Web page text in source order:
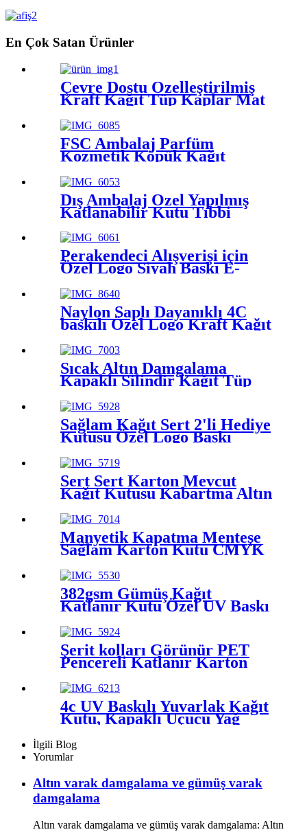
En Çok Satan Ürünler
Çevre Dostu Özelleştirilmiş
Kraft Kağıt Tüp Kaplar Mat
FSC Ambalaj Parfüm
Kozmetik Köpük Kağıt
Ambalaj Tüpünü Koruyun
Dış Ambalaj Özel Yapılmış
Katlanabilir Kutu Tıbbi
Perakendeci Alışverişi için
Özel Logo Siyah Baskı E-
Naylon Saplı Dayanıklı 4C
baskılı Özel Logo Kraft Kağıt
Sıcak Altın Damgalama
Kapaklı Silindir Kağıt Tüp
Sağlam Kağıt Sert 2'li Hediye
Kutusu Özel Logo Baskı
Sert Sert Karton Mevcut
Kağıt Kutusu Kabartma Altın
logo
Manyetik Kapatma Menteşe
Sağlam Karton Kutu CMYK
Baskı
382gsm Gümüş Kağıt
Katlanır Kutu Özel UV Baskı
Şerit kolları Görünür PET
Pencereli Katlanır Karton
4c UV Baskılı Yuvarlak Kağıt
Kutu, Kapaklı Uçucu Yağ
Ambalajı
İlgili Blog
Yorumlar
Altın varak damgalama ve gümüş varak
damgalama
Altın varak damgalama ve gümüş varak damgalama: Altın